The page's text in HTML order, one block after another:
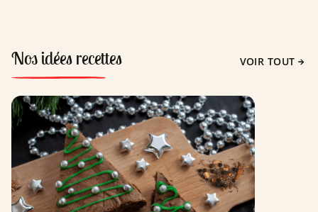
Nos idées recettes VOIR TOUT